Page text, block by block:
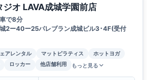
オ LAVA成城学園前店
で8分
2ー40ー25パレブラン成城ビル3･4F(受付
アレンタル マットピラティス
ホットヨガ
ロッカー 他店舗利用 もっと見る